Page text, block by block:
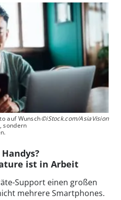
auf Wunsch
sondern
©iStock.com/AsiaVision
ist in Arbeit
Support einen großen
mehrere Smartphones.